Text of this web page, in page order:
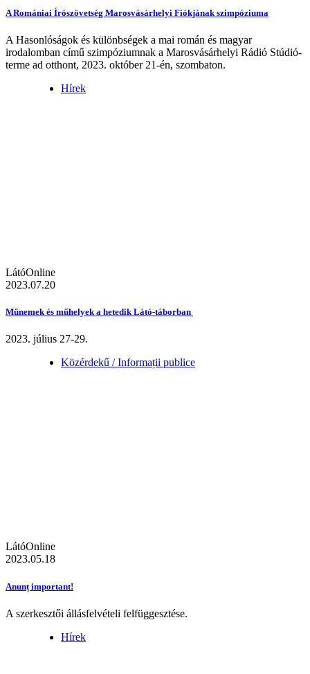
A Romániai Írószövetség Marosvásárhelyi Fiókjának szimpóziuma
A Hasonlóságok és különbségek a mai román és magyar
irodalomban című szimpóziumnak a Marosvásárhelyi Rádió Stúdió-
terme ad otthont, 2023. október 21-én, szombaton.
Hírek
LátóOnline
2023.07.20
Műnemek és műhelyek a hetedik Látó-táborban
2023. július 27-29.
Közérdekű / Informații publice
LátóOnline
2023.05.18
Anunț important!
A szerkesztői állásfelvételi felfüggesztése.
Hírek